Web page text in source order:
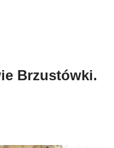
Brzustówki.